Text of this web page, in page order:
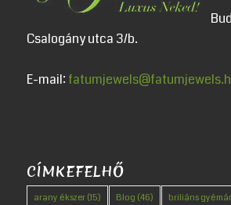
Csalogány utca 3/b.
E-mail:
CÍMKEFELHŐ
arany ékszer(15) Blog (46) briliáns